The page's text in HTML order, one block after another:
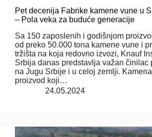
Pet decenija Fabrike kamene vune u
– Pola veka za buduće generacije
Sa 150 zaposlenih i godišnjom
od preko 50.000 tona kamene vune i
tržišta na koja redovno izvozi, Knauf
Srbija danas predstavlja važan činilac
na Jugu Srbije i u celoj zemlji.
proizvod koji…
24.05.2024